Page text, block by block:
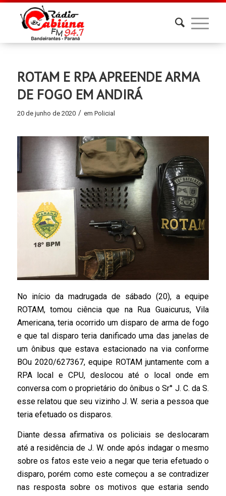
ROTAM E RPA APREENDE ARMA
DE FOGO EM ANDIRÁ
20 de junho de 2020 / em Policial
No início da madrugada de sábado (20), a equipe
ROTAM, tomou ciência que na Rua Guaicurus, Vila
Americana, teria ocorrido um disparo de arma de fogo
e que tal disparo teria danificado uma das janelas de
um ônibus que estava estacionado na via conforme
BOu 2020/627367, equipe ROTAM juntamente com a
RPA local e CPU, deslocou até o local onde em
conversa com o proprietário do ônibus o Sr° J. C. da S.
esse relatou que seu vizinho J. W. seria a pessoa que
teria efetuado os disparos.
Diante dessa afirmativa os policiais se deslocaram
até a residência de J. W. onde após indagar o mesmo
sobre os fatos este veio a negar que teria efetuado o
disparo, porém como este começou a se contradizer
nas resposta sobre os motivos que estaria sendo